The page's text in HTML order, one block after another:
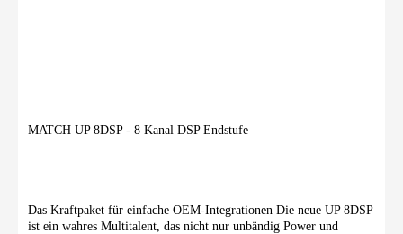
MATCH UP 8DSP - 8 Kanal DSP Endstufe
Das Kraftpaket für einfache OEM-Integrationen Die neue UP 8DSP
ist ein wahres Multitalent, das nicht nur unbändig Power und